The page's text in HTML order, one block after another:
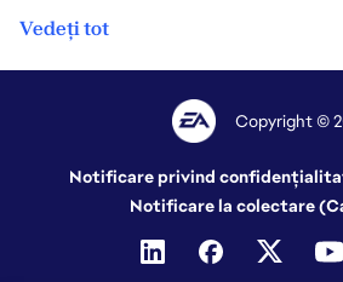
Vedeți tot
Copyright ©
Notificare privind
Notificare la colectare